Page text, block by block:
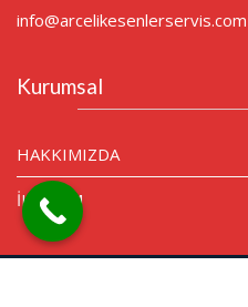
info@arcelikesenlerservis.com
Kurumsal
HAKKIMIZDA
İLETİŞİM